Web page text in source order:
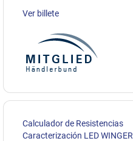
Ver billete
Calculador de Resistencias
Caracterización LED WINGER